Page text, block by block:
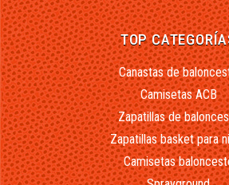
TOP
Canastas de
Camisetas ACB
Zapatillas de
Zapatillas basket para
Camisetas